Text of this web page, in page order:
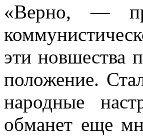
«Верно, —
эти новшества
положение.
на­родные
обманет еще